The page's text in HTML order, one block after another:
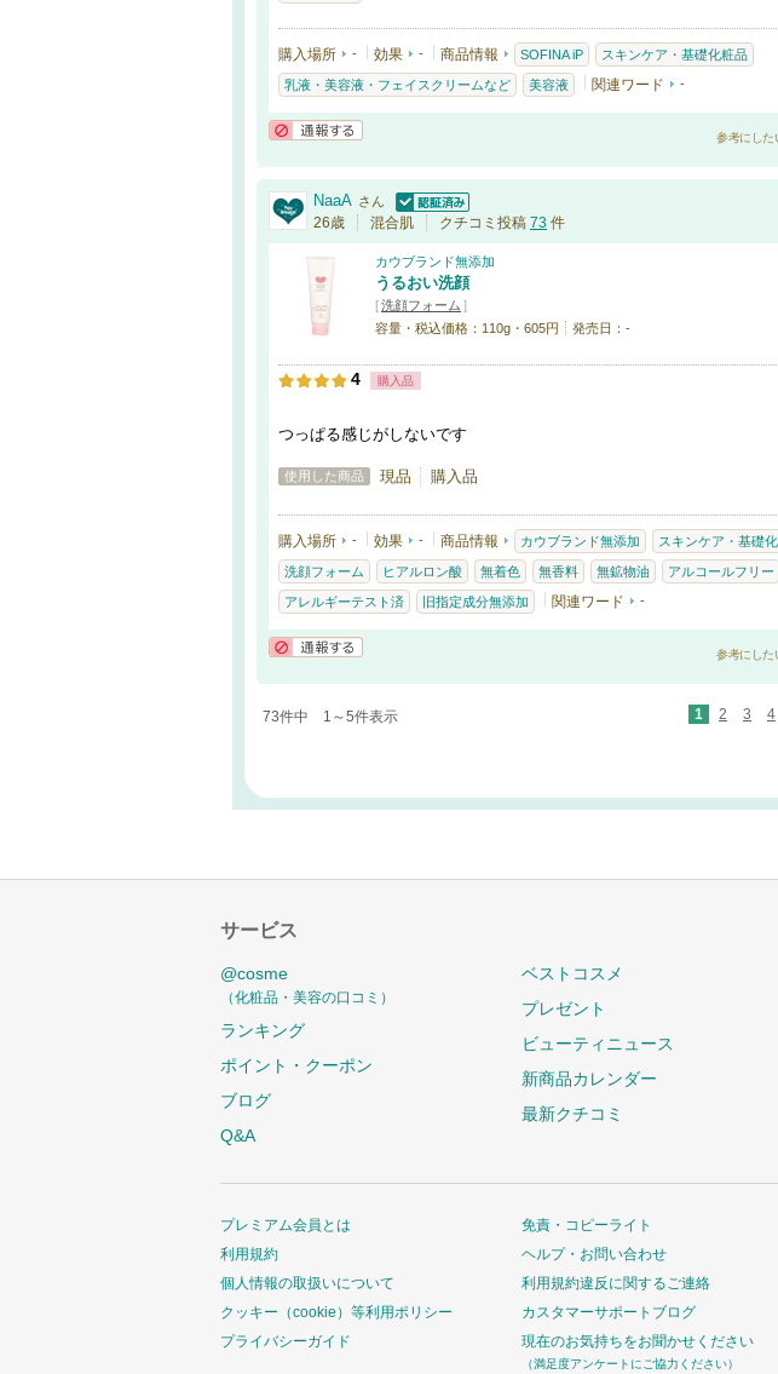
購入場所 - 効果 - 商品情報 SOFINA iP スキンケア・基礎化粧品
乳液・美容液・フェイスクリームなど 美容液 関連ワード -
参考にした
NaaA さん
認証済
26歳 混合肌 クチコミ投稿 73 件
カウブランド無添加
うるおい洗顔
[洗顔フォーム ]
容量・税込価格：110g・605円
発売日：-
4 購入品
つっぱる感じがしないです
使用した商品 現品 購入品
購入場所 - 効果 - 商品情報 カウブランド無添加 スキンケア・基礎
洗顔フォーム ヒアルロン酸 無着色 無香料 無鉱物油 アルコールフリー
アレルギーテスト済 旧指定成分無添加 関連ワード -
参考にした
73件中 1～5件表示 1 2 3 4
サービス
@cosme
（化粧品・美容の口コミ）
ランキング
ポイント・クーポン
ブログ
Q&A
ベストコスメ
プレゼント
ビューティニュース
新商品カレンダー
最新クチコミ
プレミアム会員とは
利用規約
個人情報の取扱いについて
クッキー（cookie）等利用ポリシー
プライバシーガイド
免責・コピーライト
ヘルプ・お問い合わせ
利用規約違反に関するご連絡
カスタマーサポートブログ
現在のお気持ちをお聞かせください
（満足度アンケートにご協力ください）